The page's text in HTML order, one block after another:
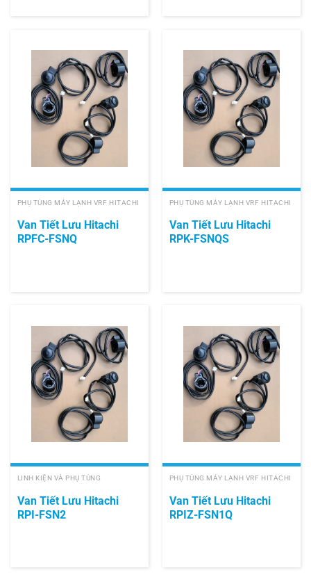
PHỤ TÙNG MÁY LẠNH VRF HITACHI
Van Tiết Lưu Hitachi
RPFC-FSNQ
PHỤ TÙNG MÁY LẠNH VRF HITACHI
Van Tiết Lưu Hitachi
RPK-FSNQS
LINH KIỆN VÀ PHỤ TÙNG
Van Tiết Lưu Hitachi
RPI-FSN2
PHỤ TÙNG MÁY LẠNH VRF HITACHI
Van Tiết Lưu Hitachi
RPIZ-FSN1Q